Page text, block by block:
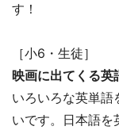
す！
［小6・生徒］
映画に出てくる英
いろいろな英単語
いです。日本語を